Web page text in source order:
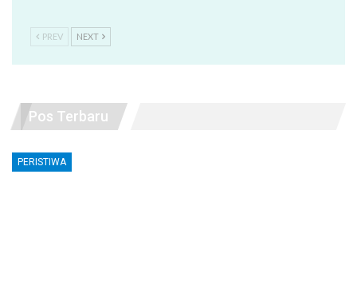
PREV NEXT
Pos Terbaru
PERISTIWA